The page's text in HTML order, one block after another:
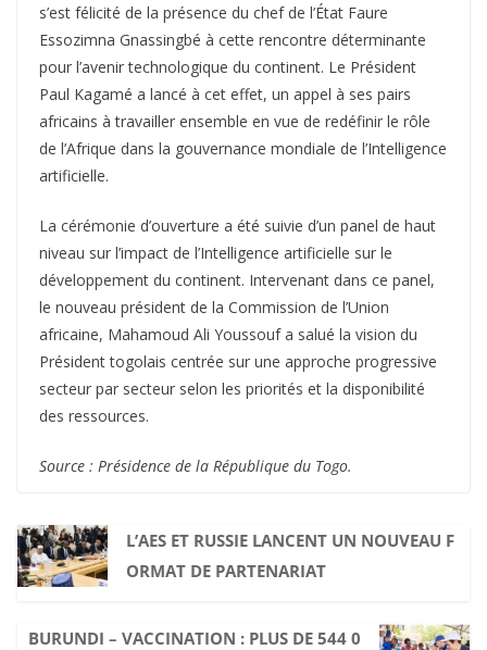
s’est félicité de la présence du chef de l’État Faure
Essozimna Gnassingbé à cette rencontre déterminante
pour l’avenir technologique du continent. Le Président
Paul Kagamé a lancé à cet effet, un appel à ses pairs
africains à travailler ensemble en vue de redéfinir le rôle
de l’Afrique dans la gouvernance mondiale de l’Intelligence
artificielle.
La cérémonie d’ouverture a été suivie d’un panel de haut
niveau sur l’impact de l’Intelligence artificielle sur le
développement du continent. Intervenant dans ce panel,
le nouveau président de la Commission de l’Union
africaine, Mahamoud Ali Youssouf a salué la vision du
Président togolais centrée sur une approche progressive
secteur par secteur selon les priorités et la disponibilité
des ressources.
Source : Présidence de la République du Togo.
L’AES ET RUSSIE LANCENT UN NOUVEAU F
ORMAT DE PARTENARIAT
BURUNDI – VACCINATION : PLUS DE 544 0